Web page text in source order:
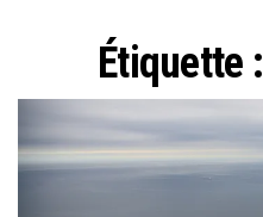
Étiquette :